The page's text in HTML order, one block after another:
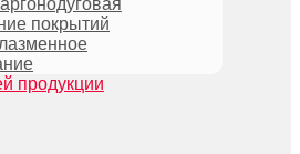
покрытий
продукции